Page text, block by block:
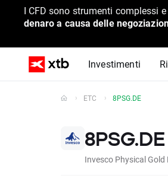
I CFD sono strumenti complessi
denaro a causa delle
Investimenti
ETC 8PSG.DE
8PSG.DE
Invesco Physical Gold